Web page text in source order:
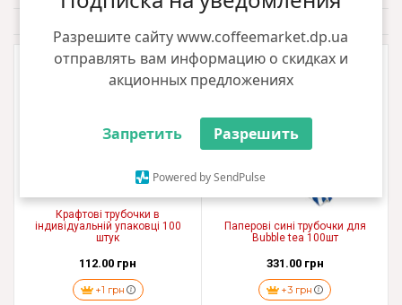
Разрешите сайту www.coffeemarket.dp.ua
отправлять вам информацию о скидках и
акционных предложениях
Запретить Разрешить
Powered by SendPulse
Крафтові трубочки в
індивідуальній упаковці 100
штук
112.00 грн
+1 грн
Паперові сині трубочки для
Bubble tea 100шт
331.00 грн
+3 грн